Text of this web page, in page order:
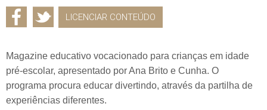
LICENCIAR CONTEÚDO
Magazine educativo vocacionado para crianças em idade
pré-escolar, apresentado por Ana Brito e Cunha. O
programa procura educar divertindo, através da partilha de
experiências diferentes.